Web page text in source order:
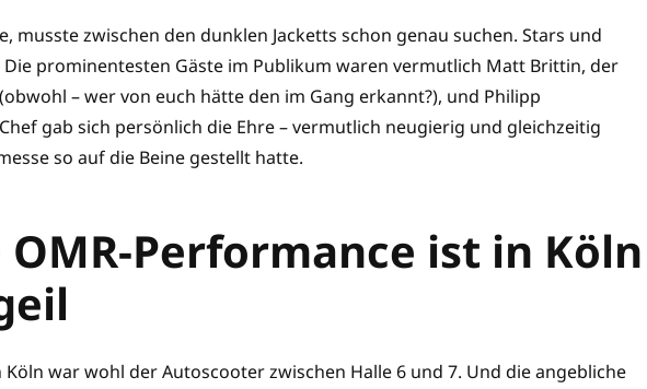
musste zwischen den dunklen Jacketts schon genau suchen. Stars und
Die prominentesten Gäste im Publikum waren vermutlich Matt Brittin, der
– wer von euch hätte den im Gang erkannt?), und Philipp
gab sich persönlich die Ehre – vermutlich neugierig und gleichzeitig
so auf die Beine gestellt hatte.
OMR-Performance ist in Köln
war wohl der Autoscooter zwischen Halle 6 und 7. Und die angebliche